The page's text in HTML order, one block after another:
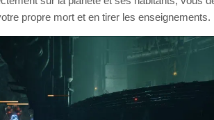
propre mort et en tirer les enseignements.